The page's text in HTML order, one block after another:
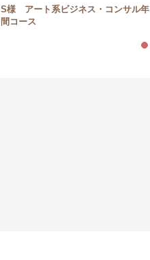
S様 アート系ビジネス・コンサル年
間コース